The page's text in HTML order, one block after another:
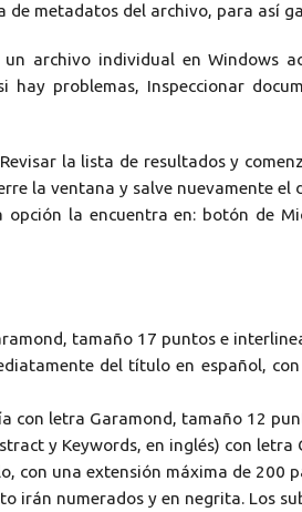
de metadatos del archivo, para así
archivo individual en Windows
hay problemas, Inspeccionar
la lista de resultados y
la ventana y salve nuevamente el
opción la encuentra en: botón de
tamaño 17 puntos e
del título en español,
con letra Garamond, tamaño 12
y Keywords, en inglés) con
con una extensión máxima de 200
irán numerados y en negrita. Los